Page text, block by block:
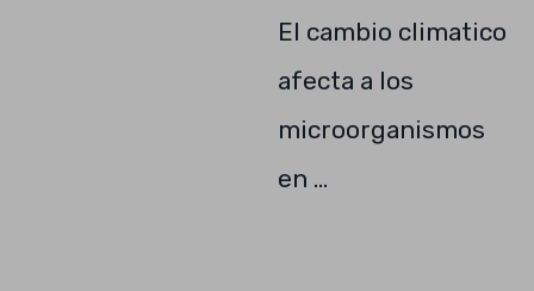
El cambio climatico
afecta a los
microorganismos
en …